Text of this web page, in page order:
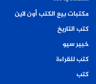
مكتبات بيع الكتب أون لاين
كتب التاريخ
خبير سيو
كتب للقراءة
كتب